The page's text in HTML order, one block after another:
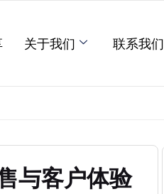
关于我们 联系我们
与客户体验